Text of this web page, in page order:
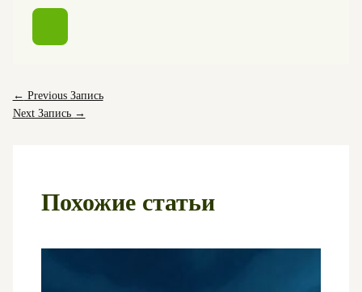
← Previous Запись
Next Запись →
Похожие статьи